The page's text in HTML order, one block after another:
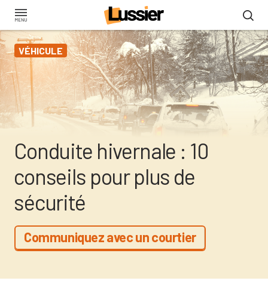
Aller
contenu
principalVÉHICULE
Conduite hivernale : 10
conseils pour plus de
sécurité
Communiquez avec un courtier